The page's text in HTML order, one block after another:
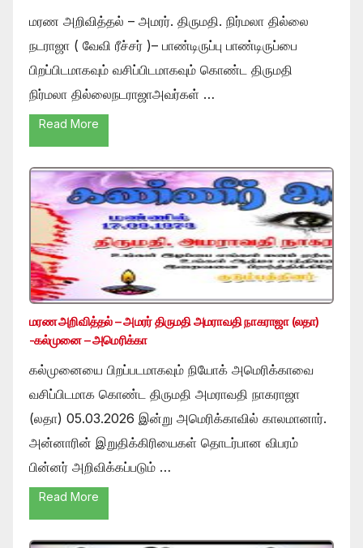
மரண அறிவித்தல் – அமரர். திருமதி. நிர்மலா தில்லை
நடராஜா ( வேவி ரீச்சர் )– பாண்டிருப்பு பாண்டிருப்பை
பிறப்பிடமாகவும் வசிப்பிடமாகவும் கொண்ட திருமதி
நிர்மலா தில்லைநடராஜாஅவர்கள் …
Read More
மரண அறிவித்தல் – அமரர் திருமதி அமராவதி நாகராஜா (லதா)
-கல்முனை – அமெரிக்கா
கல்முனையை பிறப்படமாகவும் நியோக் அமெரிக்காவை
வசிப்பிடமாக கொண்ட திருமதி அமராவதி நாகராஜா
(லதா) 05.03.2026 இன்று அமெரிக்காவில் காலமானார்.
அன்னாரின் இறுதிக்கிரியைகள் தொடர்பான விபரம்
பின்னர் அறிவிக்கப்படும் …
Read More